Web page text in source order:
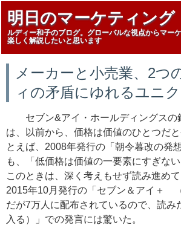
明日のマーケティング
ルディー和子のブログ。グローバルな視点からマー
楽しく解説したいと思います
メーカーと小売業、2つ
ィの矛盾にゆれるユニク
セブン&アイ・ホールディングスの
は、以前から、価格は価値のひとつだ
とえば、2008年発行の「朝令暮改の発
も、「低価格は価値の一要素にすぎない
このときは、深く考えもせず読み進めて
2015年10月発行の「セブン＆アイ＋
だが7万人に配布されているので、読み
入る）」での発言には驚いた。